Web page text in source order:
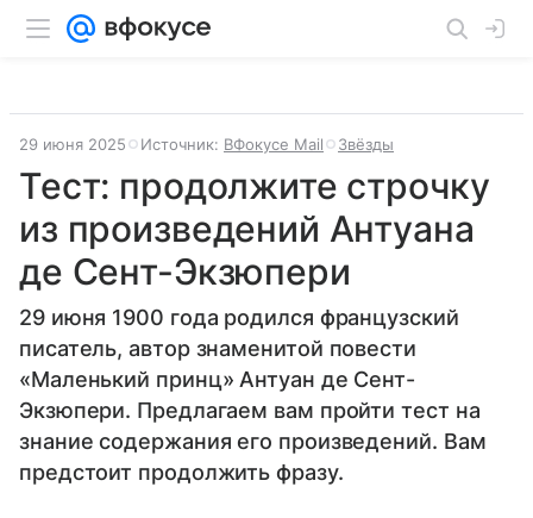
29 июня 2025 Источник: ВФокусе Mail Звёзды
Тест: продолжите строчку
из произведений Антуана
де Сент-Экзюпери
29 июня 1900 года родился французский
писатель, автор знаменитой повести
«Маленький принц» Антуан де Сент-
Экзюпери. Предлагаем вам пройти тест на
знание содержания его произведений. Вам
предстоит продолжить фразу.